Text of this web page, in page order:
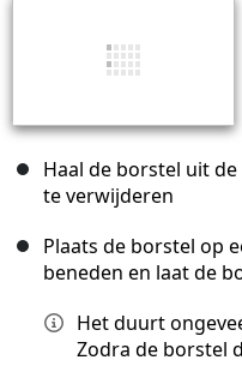
Haal de borstel uit
te verwijderen
Plaats de borstel op
beneden en laat de
Het duurt
Zodra de borstel